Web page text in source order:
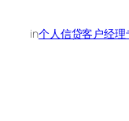
in个人信贷客户经